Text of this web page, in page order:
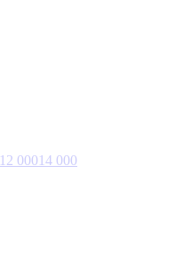
12 00014 000